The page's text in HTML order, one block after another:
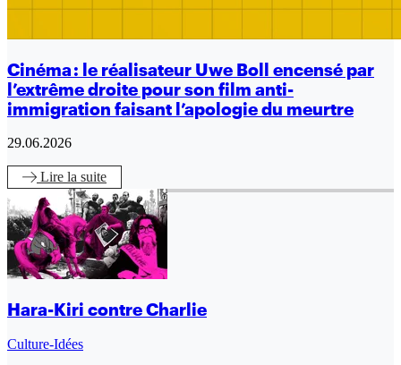
Cinéma : le réalisateur Uwe Boll encensé par
l’extrême droite pour son film anti-
immigration faisant l’apologie du meurtre
29.06.2026
Lire la suite
Hara-Kiri contre Charlie
Culture-Idées